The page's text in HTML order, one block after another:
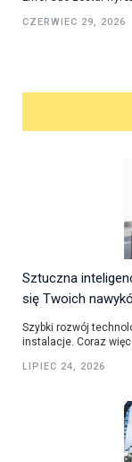
CZERWIEC 29, 2026
Sztuczna
się Twoich
Szybki rozwój
instalacje. Coraz
LIPIEC 24, 2026